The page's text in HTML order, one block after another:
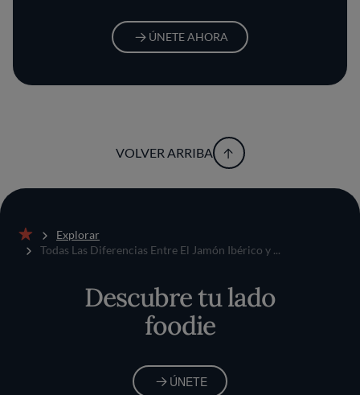
ÚNETE AHORA
VOLVER ARRIBA
Inicio
Explorar
Todas Las Diferencias Entre El Jamón Ibérico y ...
Descubre tu lado
foodie
ÚNETE